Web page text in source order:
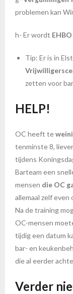
problemen kan
h- Er wordt EHBO
Tip: Er is in
zetten voor
HELP!
OC heeft te
tenminste 8,
tijdens
Barteam een
mensen die OC
allemaal zelf
Na de training
OC-mensen
tijdig een datum
bar- en
die al eerder
Verder